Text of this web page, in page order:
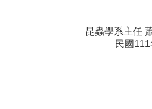
昆蟲學系主任
民國